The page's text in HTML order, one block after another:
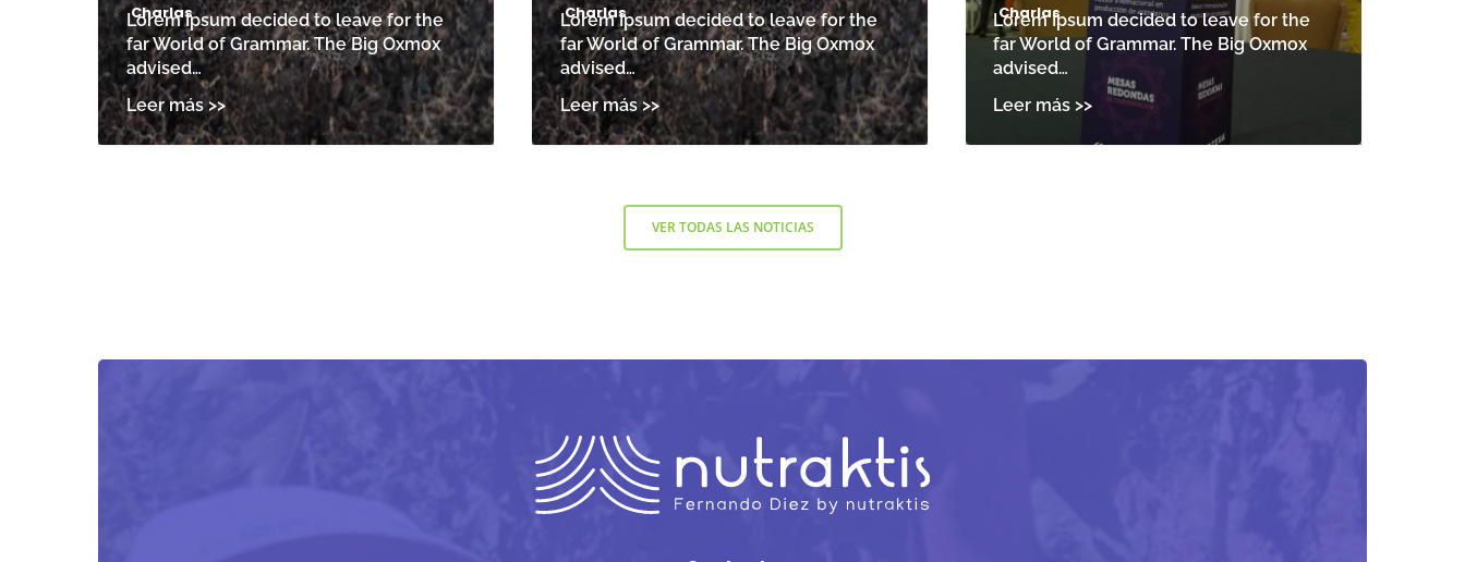
Charlas
Lorem Ipsum decided to leave for the
far World of Grammar. The Big Oxmox
advised…
Charlas
Lorem Ipsum decided to leave for the
far World of Grammar. The Big Oxmox
advised…
Charlas
Lorem Ipsum decided to leave for the
far World of Grammar. The Big Oxmox
advised…
VER TODAS LAS NOTICIAS